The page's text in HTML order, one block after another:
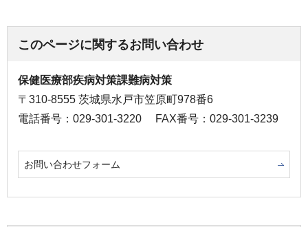
このページに関するお問い合わせ
保健医療部疾病対策課難病対策
〒310-8555 茨城県水戸市笠原町978番6
電話番号：029-301-3220
FAX番号：029-301-3239
お問い合わせフォーム